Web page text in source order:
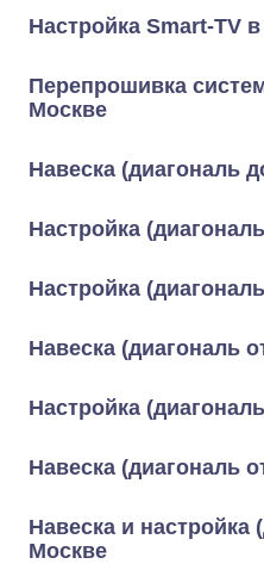
Настройка Smart-TV
Перепрошивка
Москве
Навеска (диагональ
Настройка
Настройка
Навеска (диагональ
Настройка
Навеска (диагональ
Навеска и настройка
Москве